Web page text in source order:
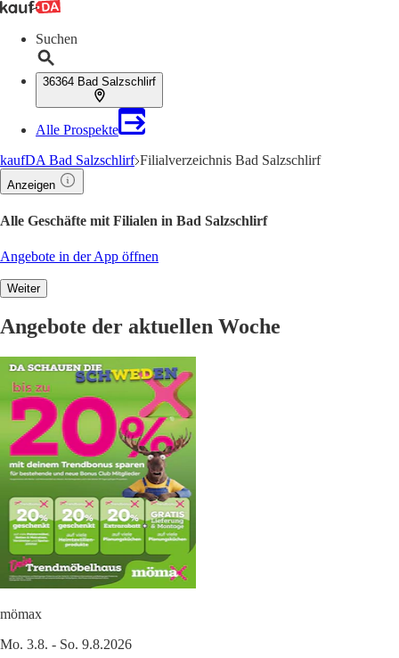
Suchen
36364 Bad Salzschlirf
Alle Prospekte
kaufDA Bad Salzschlirf Filialverzeichnis Bad Salzschlirf
Anzeigen
Alle Geschäfte mit Filialen in Bad Salzschlirf
Angebote in der App öffnen
Weiter
Angebote der aktuellen Woche
mömax
Mo. 3.8. - So. 9.8.2026